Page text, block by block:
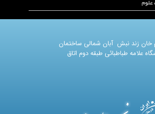
خان زند نبش آبان شمالی ساختمان
علامه طباطبائی طبقه دوم اتاق